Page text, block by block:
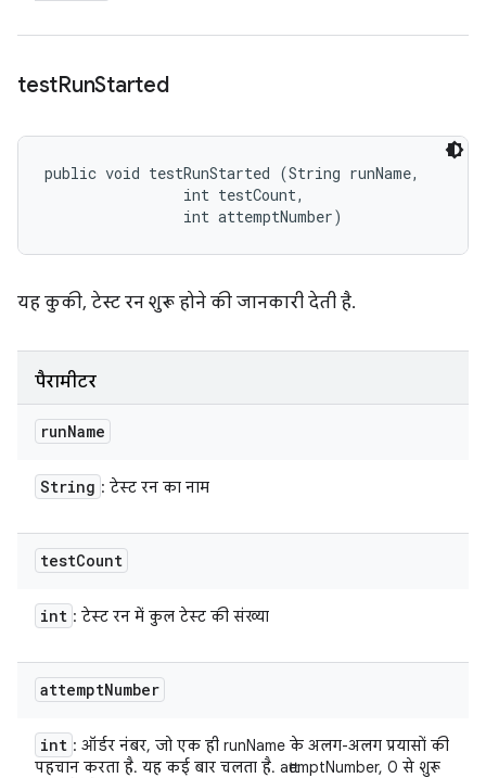
testRunStarted
public void testRunStarted (String runName,
                int testCount,
                int attemptNumber)
यह कुकी, टेस्ट रन शुरू होने की जानकारी देती है.
पैरामीटर
runName
String : टेस्ट रन का नाम
testCount
int : टेस्ट रन में कुल टेस्ट की संख्या
attemptNumber
int : ऑर्डर नंबर, जो एक ही runName के अलग-अलग प्रयासों की
पहचान करता है. यह कई बार चलता है. attemptNumber, 0 से शुरू